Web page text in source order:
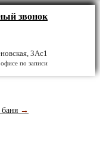
звонок
3Ас1
по записи
→